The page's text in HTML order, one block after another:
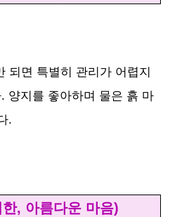
되면 특별히 관리가 어렵지
양지를 좋아하며 물은 흙 마
.
, 아름다운 마음)